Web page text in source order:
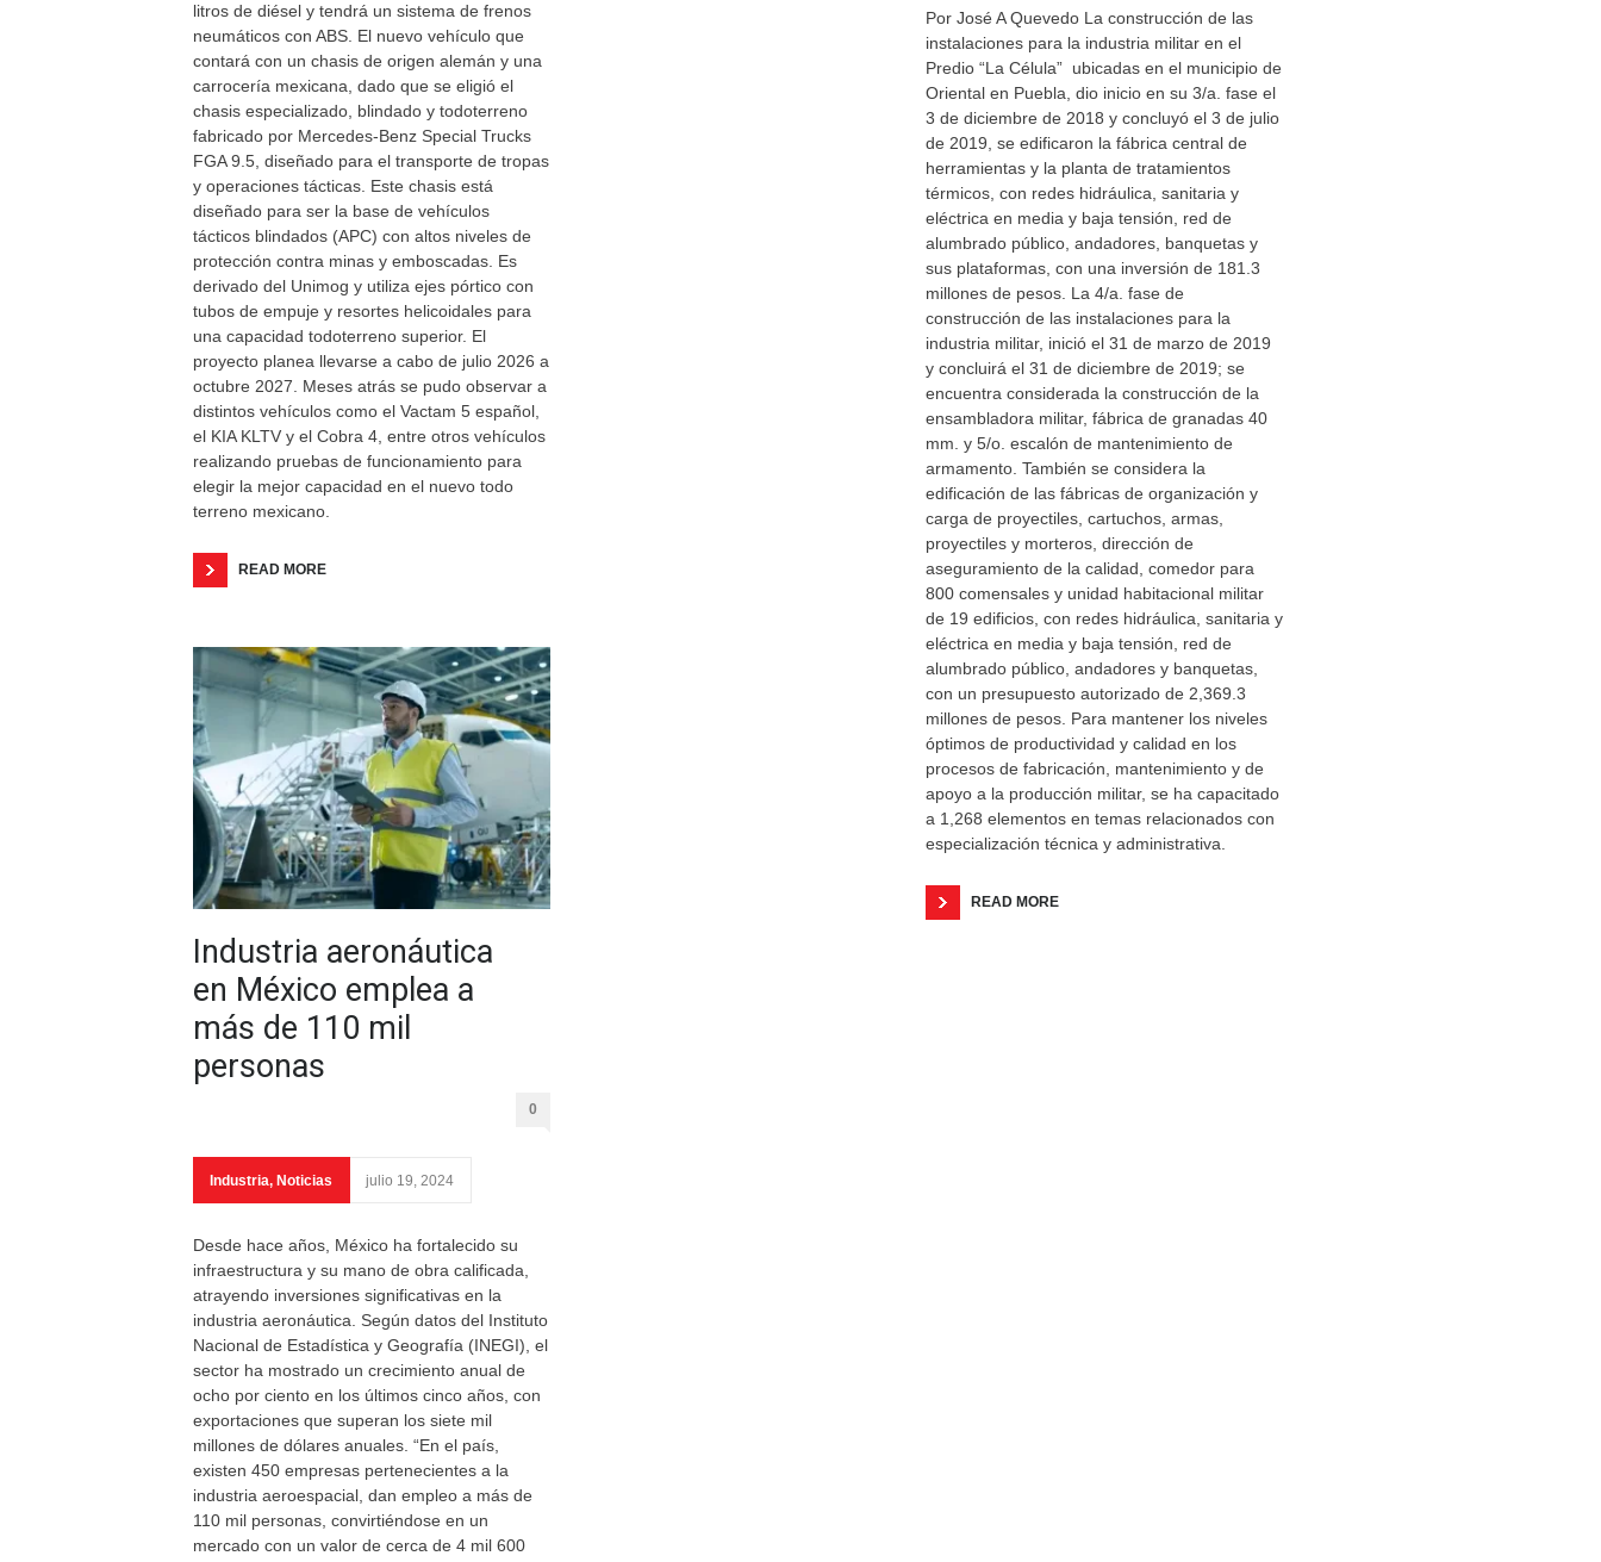
litros de diésel y tendrá un sistema de frenos
neumáticos con ABS. El nuevo vehículo que
contará con un chasis de origen alemán y una
carrocería mexicana, dado que se eligió el
chasis especializado, blindado y todoterreno
fabricado por Mercedes-Benz Special Trucks
FGA 9.5, diseñado para el transporte de tropas
y operaciones tácticas. Este chasis está
diseñado para ser la base de vehículos
tácticos blindados (APC) con altos niveles de
protección contra minas y emboscadas. Es
derivado del Unimog y utiliza ejes pórtico con
tubos de empuje y resortes helicoidales para
una capacidad todoterreno superior. El
proyecto planea llevarse a cabo de julio 2026 a
octubre 2027. Meses atrás se pudo observar a
distintos vehículos como el Vactam 5 español,
el KIA KLTV y el Cobra 4, entre otros vehículos
realizando pruebas de funcionamiento para
elegir la mejor capacidad en el nuevo todo
terreno mexicano.
READ MORE
Industria aeronáutica
en México emplea a
más de 110 mil
personas
0
Industria, Noticias julio 19, 2024
Desde hace años, México ha fortalecido su
infraestructura y su mano de obra calificada,
atrayendo inversiones significativas en la
industria aeronáutica. Según datos del Instituto
Nacional de Estadística y Geografía (INEGI), el
sector ha mostrado un crecimiento anual de
ocho por ciento en los últimos cinco años, con
exportaciones que superan los siete mil
millones de dólares anuales. “En el país,
existen 450 empresas pertenecientes a la
industria aeroespacial, dan empleo a más de
110 mil personas, convirtiéndose en un
mercado con un valor de cerca de 4 mil 600
Por José A Quevedo La construcción de las
instalaciones para la industria militar en el
Predio “La Célula” ubicadas en el municipio de
Oriental en Puebla, dio inicio en su 3/a. fase el
3 de diciembre de 2018 y concluyó el 3 de julio
de 2019, se edificaron la fábrica central de
herramientas y la planta de tratamientos
térmicos, con redes hidráulica, sanitaria y
eléctrica en media y baja tensión, red de
alumbrado público, andadores, banquetas y
sus plataformas, con una inversión de 181.3
millones de pesos. La 4/a. fase de
construcción de las instalaciones para la
industria militar, inició el 31 de marzo de 2019
y concluirá el 31 de diciembre de 2019; se
encuentra considerada la construcción de la
ensambladora militar, fábrica de granadas 40
mm. y 5/o. escalón de mantenimiento de
armamento. También se considera la
edificación de las fábricas de organización y
carga de proyectiles, cartuchos, armas,
proyectiles y morteros, dirección de
aseguramiento de la calidad, comedor para
800 comensales y unidad habitacional militar
de 19 edificios, con redes hidráulica, sanitaria y
eléctrica en media y baja tensión, red de
alumbrado público, andadores y banquetas,
con un presupuesto autorizado de 2,369.3
millones de pesos. Para mantener los niveles
óptimos de productividad y calidad en los
procesos de fabricación, mantenimiento y de
apoyo a la producción militar, se ha capacitado
a 1,268 elementos en temas relacionados con
especialización técnica y administrativa.
READ MORE